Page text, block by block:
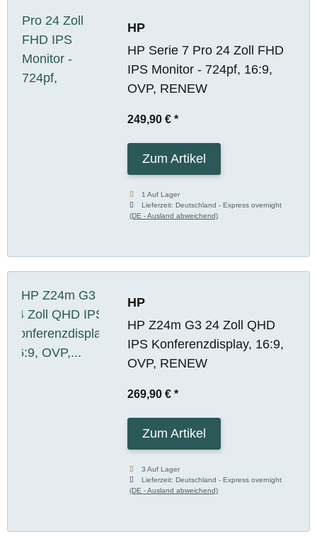
HP
HP Serie 7 Pro 24 Zoll FHD
IPS Monitor - 724pf, 16:9,
OVP, RENEW
249,90 € *
Zum Artikel
1 Auf Lager
Lieferzeit:Deutschland - Express overnight
(DE - Ausland abweichend)
HP
HP Z24m G3 24 Zoll QHD
IPS Konferenzdisplay, 16:9,
OVP, RENEW
269,90 € *
Zum Artikel
3 Auf Lager
Lieferzeit:Deutschland - Express overnight
(DE - Ausland abweichend)